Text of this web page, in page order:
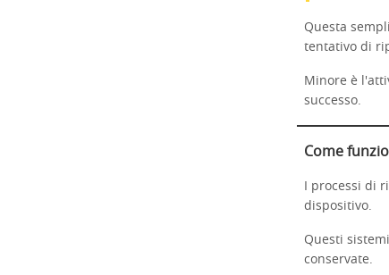
Questa
tentativo di
Minore è
successo.
Come
I processi di
dispositivo.
Questi
conservate.